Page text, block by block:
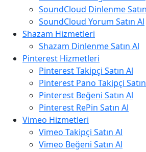
SoundCloud Dinlenme
SoundCloud Yorum Satın Al
Shazam Hizmetleri
Shazam Dinlenme Satın Al
Pinterest Hizmetleri
Pinterest Takipçi Satın Al
Pinterest Pano Takipçi
Pinterest Beğeni Satın Al
Pinterest RePin Satın Al
Vimeo Hizmetleri
Vimeo Takipçi Satın Al
Vimeo Beğeni Satın Al